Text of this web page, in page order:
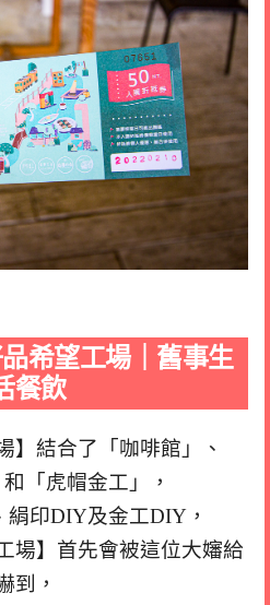
希望工場｜舊事生
餐飲
】結合了「咖啡館」、
和「虎帽金工」，
絹印DIY及金工DIY，
場】首先會被這位大嬸給
到，